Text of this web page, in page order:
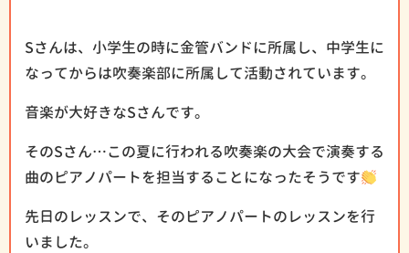
Sさんは、小学生の時に金管バンドに所属し、中学生に
なってからは吹奏楽部に所属して活動されています。
音楽が大好きなSさんです。
そのSさん…この夏に行われる吹奏楽の大会で演奏する
曲のピアノパートを担当することになったそうです
先日のレッスンで、そのピアノパートのレッスンを行
いました。